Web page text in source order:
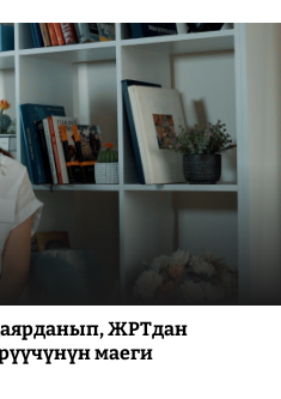
ЖРТдан
маеги